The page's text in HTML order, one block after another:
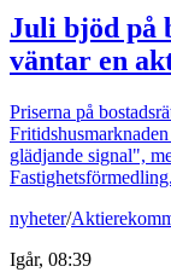
Juli bjöd på
väntar en
Priserna på
glädjande signal",
Fastighetsförmedling.
nyheter/
Igår, 08:39